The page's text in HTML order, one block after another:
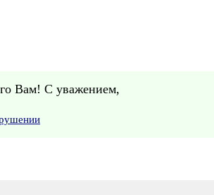
Вам! С уважением,